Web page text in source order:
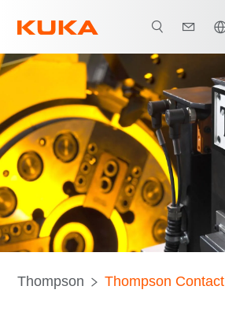
Thompson Thompson Contact